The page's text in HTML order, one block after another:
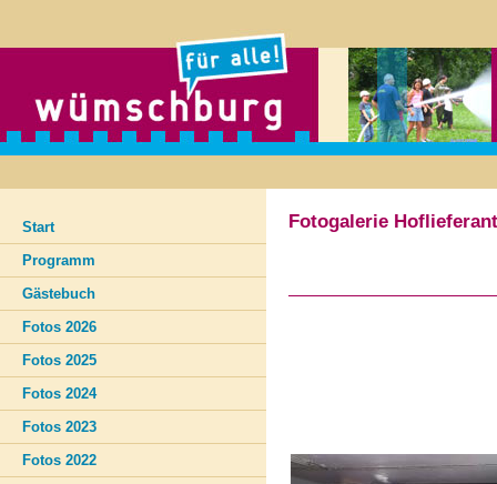
Start
Programm
Gästebuch
Fotos 2026
Fotos 2025
Fotos 2024
Fotos 2023
Fotos 2022
Fotogalerie